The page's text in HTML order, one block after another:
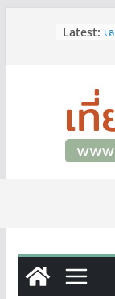
Latest:
เ
แ
ดี
3
ย